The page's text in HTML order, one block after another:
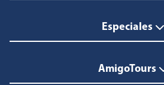
Especiales
AmigoTours